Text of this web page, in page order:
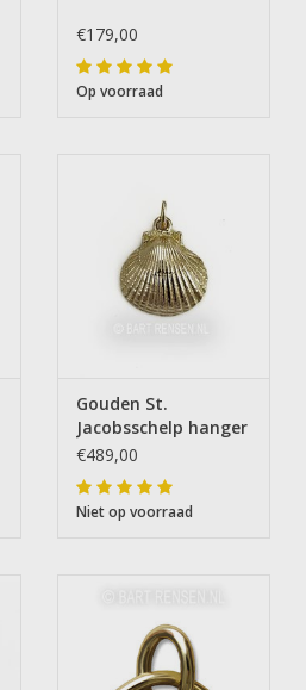
€179,00
Op voorraad
Gouden St.
Jacobsschelp hanger
€489,00
Niet op voorraad